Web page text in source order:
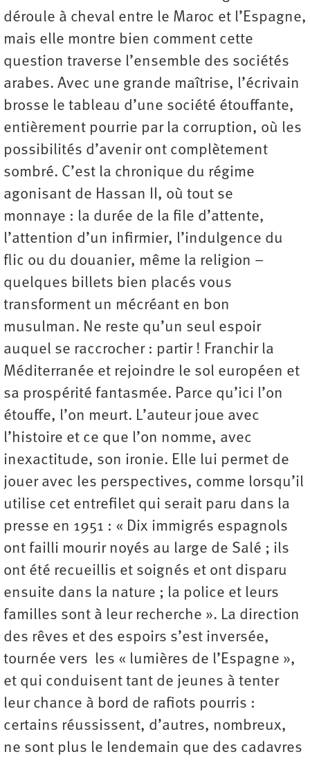
déroule à cheval entre le Maroc et l’Espagne,
mais elle montre bien comment cette
question traverse l’ensemble des sociétés
arabes. Avec une grande maîtrise, l’écrivain
brosse le tableau d’une société étouffante,
entièrement pourrie par la corruption, où les
possibilités d’avenir ont complètement
sombré. C’est la chronique du régime
agonisant de Hassan II, où tout se
monnaye : la durée de la file d’attente,
l’attention d’un infirmier, l’indulgence du
flic ou du douanier, même la religion –
quelques billets bien placés vous
transforment un mécréant en bon
musulman. Ne reste qu’un seul espoir
auquel se raccrocher : partir ! Franchir la
Méditerranée et rejoindre le sol européen et
sa prospérité fantasmée. Parce qu’ici l’on
étouffe, l’on meurt. L’auteur joue avec
l’histoire et ce que l’on nomme, avec
inexactitude, son ironie. Elle lui permet de
jouer avec les perspectives, comme lorsqu’il
utilise cet entrefilet qui serait paru dans la
presse en 1951 : « Dix immigrés espagnols
ont failli mourir noyés au large de Salé ; ils
ont été recueillis et soignés et ont disparu
ensuite dans la nature ; la police et leurs
familles sont à leur recherche ». La direction
des rêves et des espoirs s’est inversée,
tournée vers les « lumières de l’Espagne »,
et qui conduisent tant de jeunes à tenter
leur chance à bord de rafiots pourris :
certains réussissent, d’autres, nombreux,
ne sont plus le lendemain que des cadavres